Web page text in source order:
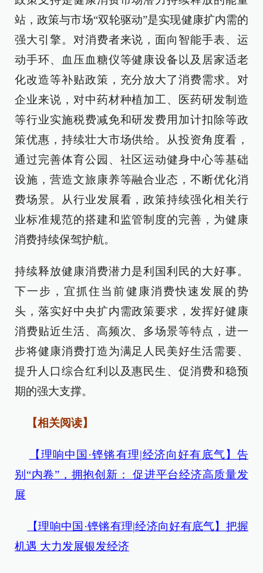
站，政策与市场“双轮驱动”是实现健康扩内需的
强大引擎。对消费者来说，面向智能手表、运
动手环、血压血糖仪等健康设备以及居家适老
化改造等补贴政策，充分放大了消费需求。对
企业来说，对中药材种植加工、医药研发制造
等行业实施税费减免和研发费用加计扣除等政
策优惠，持续壮大市场供给。从投资角度看，
通过完善体育公园、社区运动健身中心等基础
设施，营造文旅康养等融合业态，不断优化消
费场景。从行业发展看，政策持续强化相关行
业标准规范的搭建和监管制度的完善，为健康
消费持续保驾护航。
持续释放健康消费潜力是利国利民的大好事。
下一步，宜抓住当前健康消费快速发展的势
头，落实好中央扩内需政策要求，发挥好健康
消费贴近生活、高频次、多场景等特点，进一
步将健康消费打造为满足人民美好生活需要、
提升人口综合红利以及惠民生、促消费和稳预
期的强大支撑。
【相关阅读】
【理响中国·铿锵有理|经济向好有底气】告
别“内卷”，拥抱创新： 促进平台经济高质量发
展
【理响中国·铿锵有理|经济向好有底气】把握
机遇 大力发展银发经济